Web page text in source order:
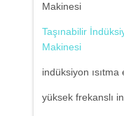
Makinesi
Taşınabilir
Makinesi
indüksiyon ısıtma
yüksek frekanslı